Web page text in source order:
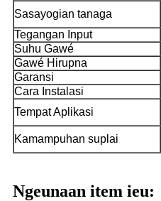
Sasayogian tanaga
Tegangan Input
Suhu Gawé
Gawé Hirupna
Garansi
Cara Instalasi
Tempat Aplikasi
Kamampuhan suplai
Ngeunaan item ieu: